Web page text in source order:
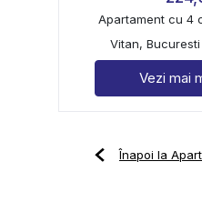
Apartament cu 4
Vitan, Bucuresti
Vezi mai
Înapoi la